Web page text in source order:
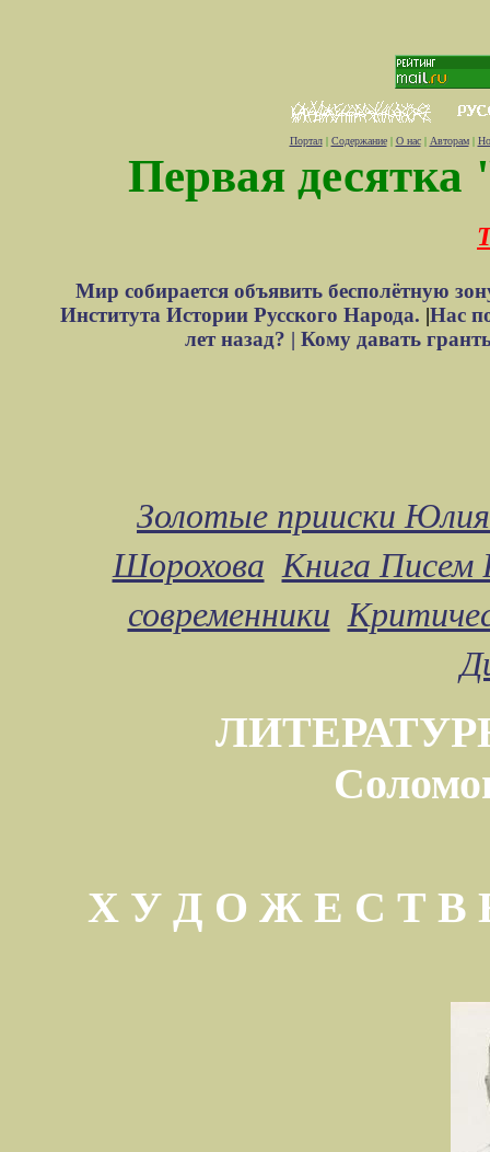
Портал| Содержание| О нас| Авторам|
Первая десятка
Мир собирается объявить бесполётную
Института Истории Русского Народа. |Нас
лет назад? | Кому давать
Золотые прииски
Шорохова Книга Писем
современники
Х У Д О Ж Е С Т